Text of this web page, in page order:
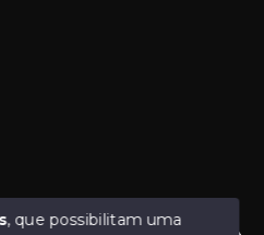
, que possibilitam uma